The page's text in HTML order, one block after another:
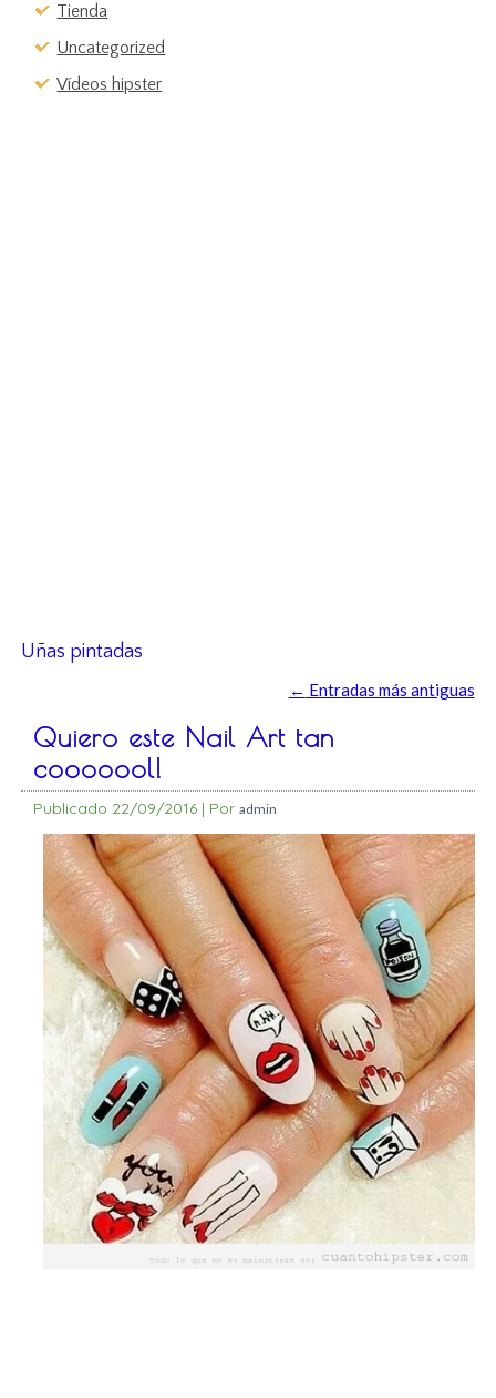
Tienda
Uncategorized
Vídeos hipster
Uñas pintadas
← Entradas más antiguas
Quiero este Nail Art tan
cooooool!
Publicado 22/09/2016 | Por admin